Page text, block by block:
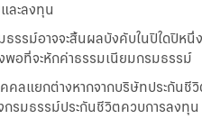
ละลงทุน
ธรรม์อาจจะสิ้นผลบังคับในปีใดปี
อที่จะหักค่าธรรมเนียมกรมธรรม์
ลแยกต่างหากจากบริษัทประกันชี
รมธรรม์ประกันชีวิตควบการลงทุน